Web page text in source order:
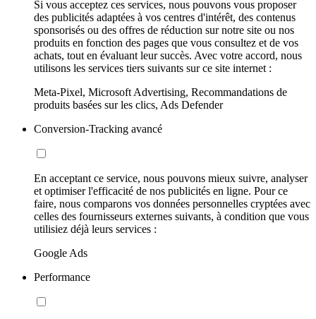
Si vous acceptez ces services, nous pouvons vous proposer
des publicités adaptées à vos centres d'intérêt, des contenus
sponsorisés ou des offres de réduction sur notre site ou nos
produits en fonction des pages que vous consultez et de vos
achats, tout en évaluant leur succès. Avec votre accord, nous
utilisons les services tiers suivants sur ce site internet :
Meta-Pixel, Microsoft Advertising, Recommandations de
produits basées sur les clics, Ads Defender
Conversion-Tracking avancé
En acceptant ce service, nous pouvons mieux suivre, analyser
et optimiser l'efficacité de nos publicités en ligne. Pour ce
faire, nous comparons vos données personnelles cryptées avec
celles des fournisseurs externes suivants, à condition que vous
utilisiez déjà leurs services :
Google Ads
Performance